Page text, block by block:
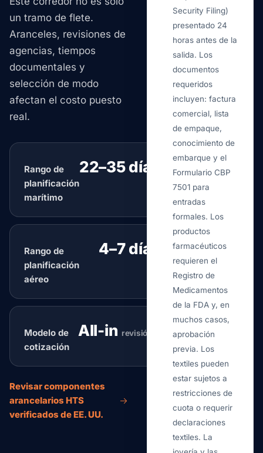
un tramo de flete.
Aranceles, revisiones de
agencias, tiempos
documentales y
selección de modo
afectan el costo puesto
real.
Rango de
planificación
marítimo
22–35 días típico
Rango de
planificación
aéreo
4–7 días típico
Modelo de
cotización
All-in revisión de ruteo
Revisar componentes
arancelarios HTS
verificados de EE. UU.
Security Filing)
presentado 24
horas antes de la
salida. Los
documentos
requeridos
incluyen: factura
comercial, lista
de empaque,
conocimiento de
embarque y el
Formulario CBP
7501 para
entradas
formales. Los
productos
farmacéuticos
requieren el
Registro de
Medicamentos
de la FDA y, en
muchos casos,
aprobación
previa. Los
textiles pueden
estar sujetos a
restricciones de
cuota o requerir
declaraciones
textiles. La